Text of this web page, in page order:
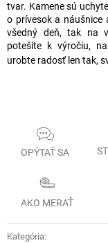
tvar. Kamene sú
o prívesok a náušnice
všedný deň, tak na
potešíte k výročiu,
urobte radosť len tak,
OPÝTAŤ SA
AKO MERAŤ
Kategória: